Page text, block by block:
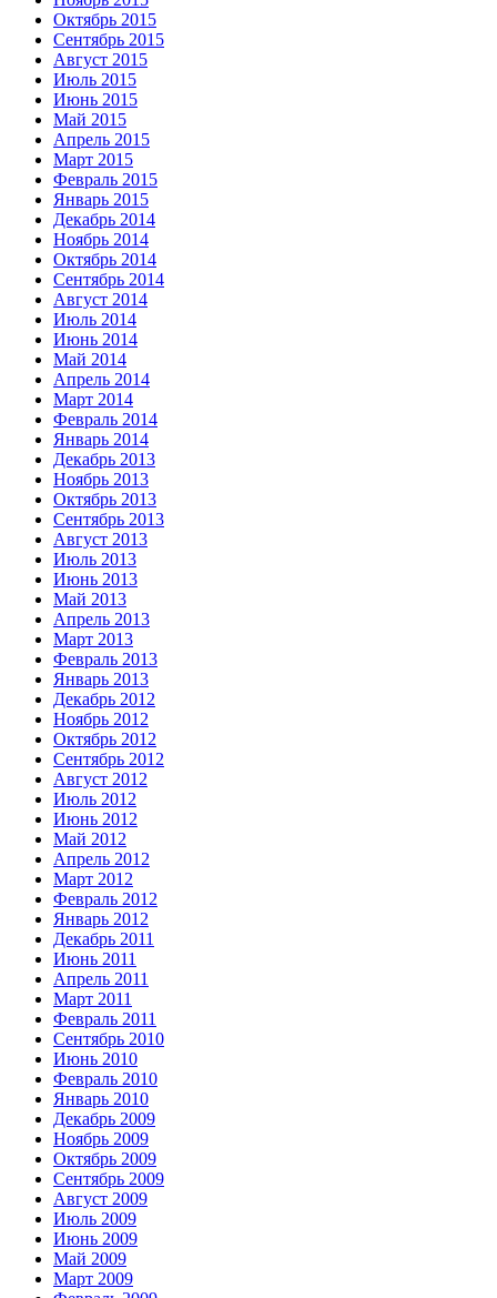
Октябрь 2015
Сентябрь 2015
Август 2015
Июль 2015
Июнь 2015
Май 2015
Апрель 2015
Март 2015
Февраль 2015
Январь 2015
Декабрь 2014
Ноябрь 2014
Октябрь 2014
Сентябрь 2014
Август 2014
Июль 2014
Июнь 2014
Май 2014
Апрель 2014
Март 2014
Февраль 2014
Январь 2014
Декабрь 2013
Ноябрь 2013
Октябрь 2013
Сентябрь 2013
Август 2013
Июль 2013
Июнь 2013
Май 2013
Апрель 2013
Март 2013
Февраль 2013
Январь 2013
Декабрь 2012
Ноябрь 2012
Октябрь 2012
Сентябрь 2012
Август 2012
Июль 2012
Июнь 2012
Май 2012
Апрель 2012
Март 2012
Февраль 2012
Январь 2012
Декабрь 2011
Июнь 2011
Апрель 2011
Март 2011
Февраль 2011
Сентябрь 2010
Июнь 2010
Февраль 2010
Январь 2010
Декабрь 2009
Ноябрь 2009
Октябрь 2009
Сентябрь 2009
Август 2009
Июль 2009
Июнь 2009
Май 2009
Март 2009